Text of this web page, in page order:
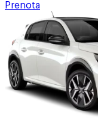
Prenota